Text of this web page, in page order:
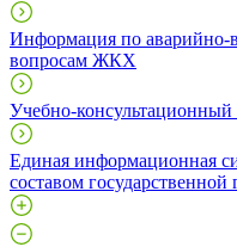
Информация по аварийно-
вопросам ЖКХ
Учебно-
Единая информационная
составом